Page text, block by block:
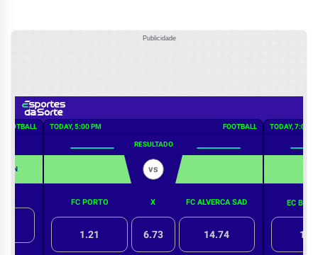
Publicidade